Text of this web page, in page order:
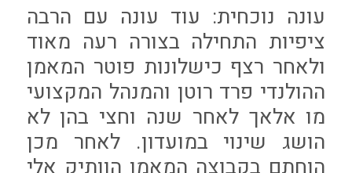
עונה נוכחית: עוד עונה עם הרבה
ציפיות התחילה בצורה רעה מאוד
ולאחר רצף כישלונות פוטר המאמן
ההולנדי פרד רוטן והמנהל המקצועי
מו אלאך לאחר שנה וחצי בהן לא
הושג שינוי במועדון. לאחר מכן